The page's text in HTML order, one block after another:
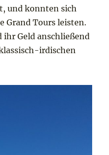
und konnten sich
Grand Tours leisten.
Geld anschließend
irdischen